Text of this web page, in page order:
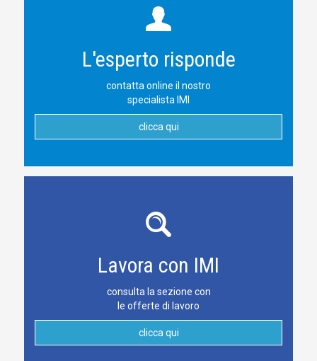
L'esperto risponde
contatta online il nostro
specialista IMI
clicca qui
Lavora con IMI
consulta la sezione con
le offerte di lavoro
clicca qui